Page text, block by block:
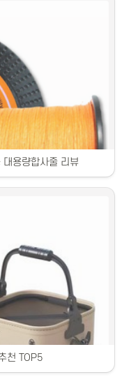
착용감이 있는 상품입니
니다. 인기있는 제품이니 꼭
가 풍부합니다. 꼭 드셔보세
용으로 안성맞춤입니다.3.
로 최적입니다.4. 신선하
좋습니다.5. 맛과 건강을
한 선택입니다.
용량합사줄 리뷰
천 TOP5